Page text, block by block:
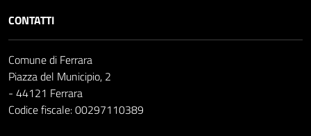
CONTATTI
Comune di Ferrara
Piazza del Municipio, 2
- 44121 Ferrara
Codice fiscale: 00297110389